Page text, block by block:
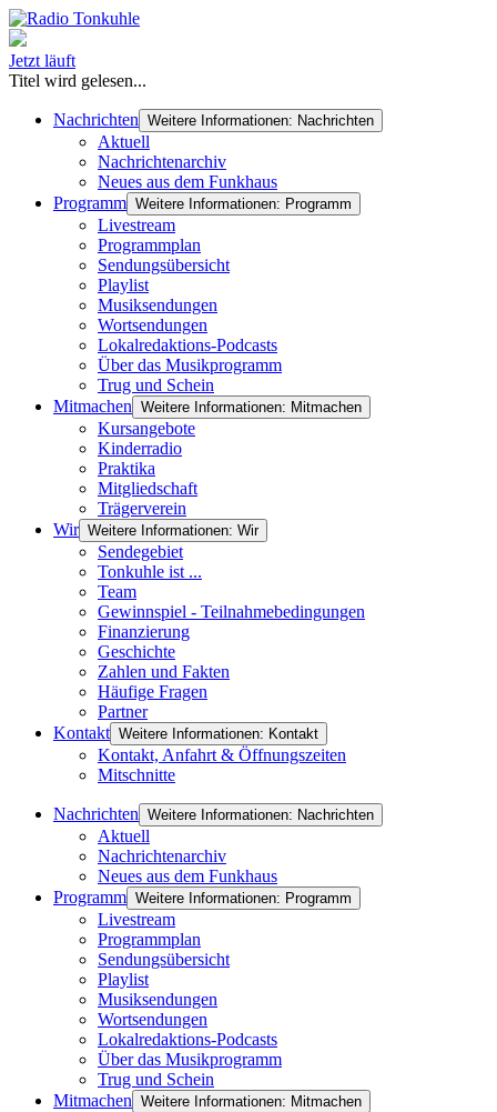
Jetzt läuft
Titel wird gelesen...
Nachrichten Weitere Informationen: Nachrichten
Aktuell
Nachrichtenarchiv
Neues aus dem Funkhaus
Programm Weitere Informationen: Programm
Livestream
Programmplan
Sendungsübersicht
Playlist
Musiksendungen
Wortsendungen
Lokalredaktions-Podcasts
Über das Musikprogramm
Trug und Schein
Mitmachen Weitere Informationen: Mitmachen
Kursangebote
Kinderradio
Praktika
Mitgliedschaft
Trägerverein
Wir Weitere Informationen: Wir
Sendegebiet
Tonkuhle ist ...
Team
Gewinnspiel - Teilnahmebedingungen
Finanzierung
Geschichte
Zahlen und Fakten
Häufige Fragen
Partner
Kontakt Weitere Informationen: Kontakt
Kontakt, Anfahrt & Öffnungszeiten
Mitschnitte
Nachrichten Weitere Informationen: Nachrichten
Aktuell
Nachrichtenarchiv
Neues aus dem Funkhaus
Programm Weitere Informationen: Programm
Livestream
Programmplan
Sendungsübersicht
Playlist
Musiksendungen
Wortsendungen
Lokalredaktions-Podcasts
Über das Musikprogramm
Trug und Schein
Mitmachen Weitere Informationen: Mitmachen